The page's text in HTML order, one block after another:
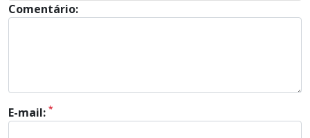
Comentário:
E-mail: *